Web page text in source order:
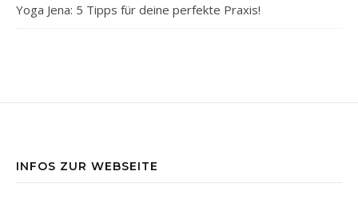
Yoga Jena: 5 Tipps für deine perfekte Praxis!
INFOS ZUR WEBSEITE